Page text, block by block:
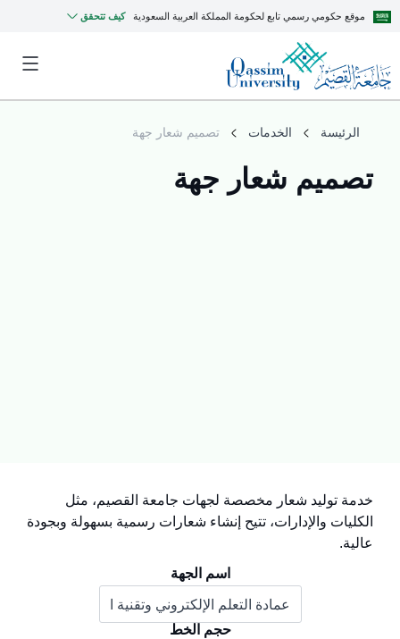
موقع حكومي رسمي تابع لحكومة المملكة العربية السعودية كيف تتحقق
الرئيسة الخدمات تصميم شعار جهة
تصميم شعار جهة
خدمة توليد شعار مخصصة لجهات جامعة القصيم، مثل
الكليات والإدارات، تتيح إنشاء شعارات رسمية بسهولة وبجودة
عالية.
اسم الجهة
حجم الخط